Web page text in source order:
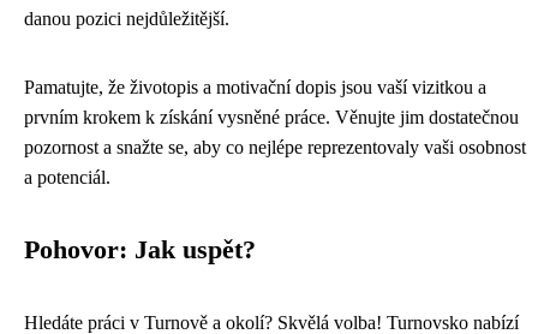
danou pozici nejdůležitější.
Pamatujte, že životopis a motivační dopis jsou vaší vizitkou a
prvním krokem k získání vysněné práce. Věnujte jim dostatečnou
pozornost a snažte se, aby co nejlépe reprezentovaly vaši osobnost
a potenciál.
Pohovor: Jak uspět?
Hledáte práci v Turnově a okolí? Skvělá volba! Turnovsko nabízí